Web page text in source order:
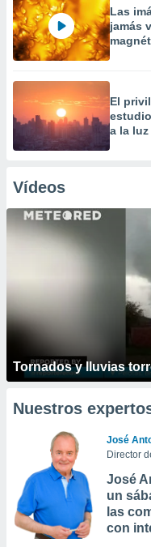
Las
jamás
El
a la
Vídeos
Tornados y lluvias
Nuestros
José
Director
José
un
las
con